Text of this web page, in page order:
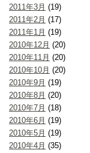
2011年3月 (19)
2011年2月 (17)
2011年1月 (19)
2010年12月 (20)
2010年11月 (20)
2010年10月 (20)
2010年9月 (19)
2010年8月 (20)
2010年7月 (18)
2010年6月 (19)
2010年5月 (19)
2010年4月 (35)